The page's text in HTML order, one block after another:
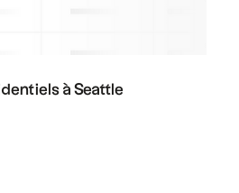
à Seattle